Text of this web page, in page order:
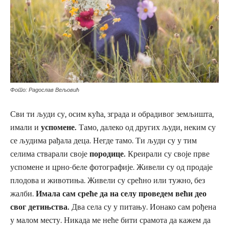
Фото: Радослав Вељовић
Сви ти људи су, осим кућа, зграда и обрадивог земљишта,
имали и успомене. Тамо, далеко од других људи, неким су
се људима рађала деца. Негде тамо. Ти људи су у тим
селима стварали своје породице. Креирали су своје прве
успомене и црно-беле фотографије. Живели су од продаје
плодова и животиња. Живели су срећно или тужно, без
жалби. Имала сам среће да на селу проведем већи део
свог детињства. Два села су у питању. Ионако сам рођена
у малом месту. Никада ме неће бити срамота да кажем да